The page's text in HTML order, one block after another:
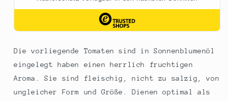
Die vorliegende Tomaten sind in Sonnenblumenöl
eingelegt haben einen herrlich fruchtigen
Aroma. Sie sind fleischig, nicht zu salzig, von
ungleicher Form und Größe. Dienen optimal als